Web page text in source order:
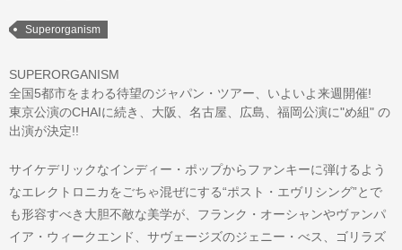
Superorganism
SUPERORGANISM
全国5都市をまわる待望のジャパン・ツアー、いよいよ来週開催!
東京公演のCHAIに続き、大阪、名古屋、広島、福岡公演に"め組" の
出演が決定!!
サイケデリックなインディー・ポップからファンキーに弾けるよう
なエレクトロニカをごちゃ混ぜにする“ポスト・エヴリシング”とで
も形容すべき大胆不敵な美学が、フランク・オーシャンやヴァンパ
イア・ウィークエンド、サヴェージズのジェニー・べス、ゴリラズ